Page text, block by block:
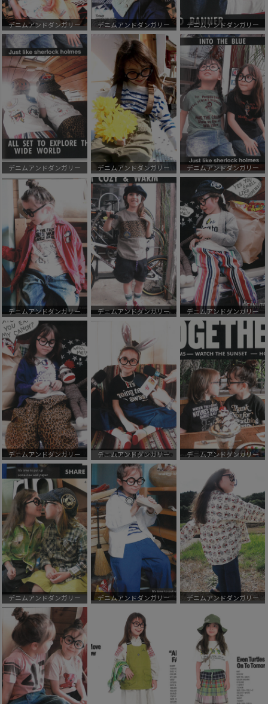
デニムアンドダンガリー デニムアンドダンガリー デニムアンドダンガリー
デニムアンドダンガリー デニムアンドダンガリー デニムアンドダンガリー
デニムアンドダンガリー デニムアンドダンガリー デニムアンドダンガリー
デニムアンドダンガリー デニムアンドダンガリー デニムアンドダンガリー
デニムアンドダンガリー デニムアンドダンガリー デニムアンドダンガリー